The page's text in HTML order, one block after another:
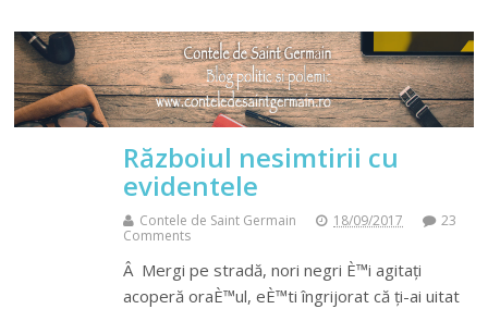
Războiul nesimtirii cu
evidentele
Contele de Saint Germain 18/09/2017
23
Comments
Â Mergi pe stradă, nori negri È™i agitați
acoperă oraÈ™ul, eÈ™ti îngrijorat că ți-ai uitat